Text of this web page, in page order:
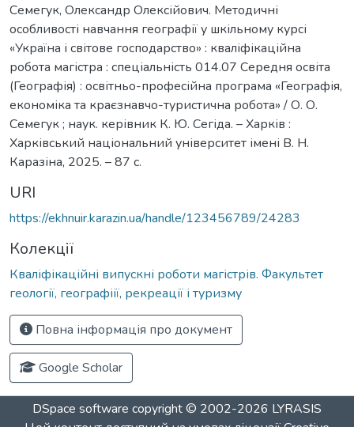
Семегук, Олександр Олексійович. Методичні
особливості навчання географії у шкільному курсі
«Україна і світове господарство» : кваліфікаційна
робота магістра : спеціальність 014.07 Середня освіта
(Географія) : освітньо-професійна програма «Географія,
економіка та краєзнавчо-туристична робота» / О. О.
Семегук ; наук. керівник К. Ю. Сегіда. – Харків :
Харківський національний університет імені В. Н.
Каразіна, 2025. – 87 с.
URI
https://ekhnuir.karazin.ua/handle/123456789/24283
Колекції
Кваліфікаційні випускні роботи магістрів. Факультет
геології, географіії, рекреації і туризму
Повна інформація про документ
Google Scholar
DSpace software copyright © 2002-2026 LYRASIS